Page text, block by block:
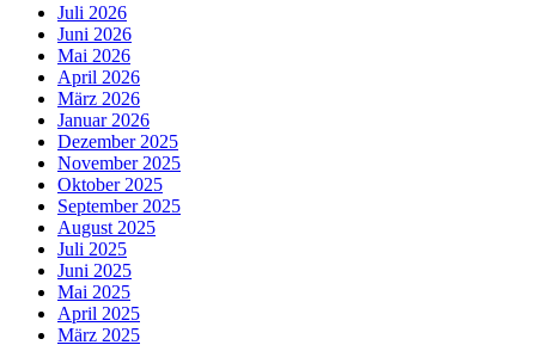
Juli 2026
Juni 2026
Mai 2026
April 2026
März 2026
Januar 2026
Dezember 2025
November 2025
Oktober 2025
September 2025
August 2025
Juli 2025
Juni 2025
Mai 2025
April 2025
März 2025